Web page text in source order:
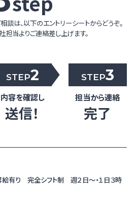
談は、以下のエントリーシートからどうぞ。
担当よりご連絡差し上げます。
STEP2
内容を確認し
送信！
STEP3
担当から連絡
完了
給有り 完全シフト制 週２日～・１日３時